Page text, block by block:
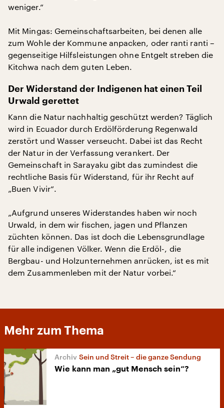
weniger.“
Mit Mingas: Gemeinschaftsarbeiten, bei denen alle
zum Wohle der Kommune anpacken, oder ranti ranti –
gegenseitige Hilfsleistungen ohne Entgelt streben die
Kitchwa nach dem guten Leben.
Der Widerstand der Indigenen hat einen Teil
Urwald gerettet
Kann die Natur nachhaltig geschützt werden? Täglich
wird in Ecuador durch Erdölförderung Regenwald
zerstört und Wasser verseucht. Dabei ist das Recht
der Natur in der Verfassung verankert. Der
Gemeinschaft in Sarayaku gibt das zumindest die
rechtliche Basis für Widerstand, für ihr Recht auf
„Buen Vivir“.
„Aufgrund unseres Widerstandes haben wir noch
Urwald, in dem wir fischen, jagen und Pflanzen
züchten können. Das ist doch die Lebensgrundlage
für alle indigenen Völker. Wenn die Erdöl-, die
Bergbau- und Holzunternehmen anrücken, ist es mit
dem Zusammenleben mit der Natur vorbei.“
Mehr zum Thema
Sein und Streit – die ganze Sendung
Wie kann man „gut Mensch sein“?